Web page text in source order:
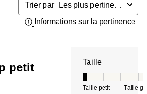
Trier par
Les plus pertinents
Informations sur la pertinence
petit
Taille
Taille petit Taille